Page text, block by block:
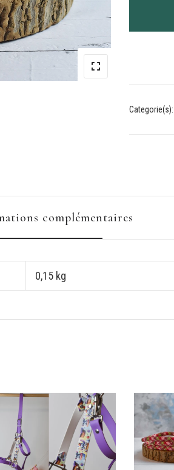
Categorie(s):
complémentaires
0,15 kg